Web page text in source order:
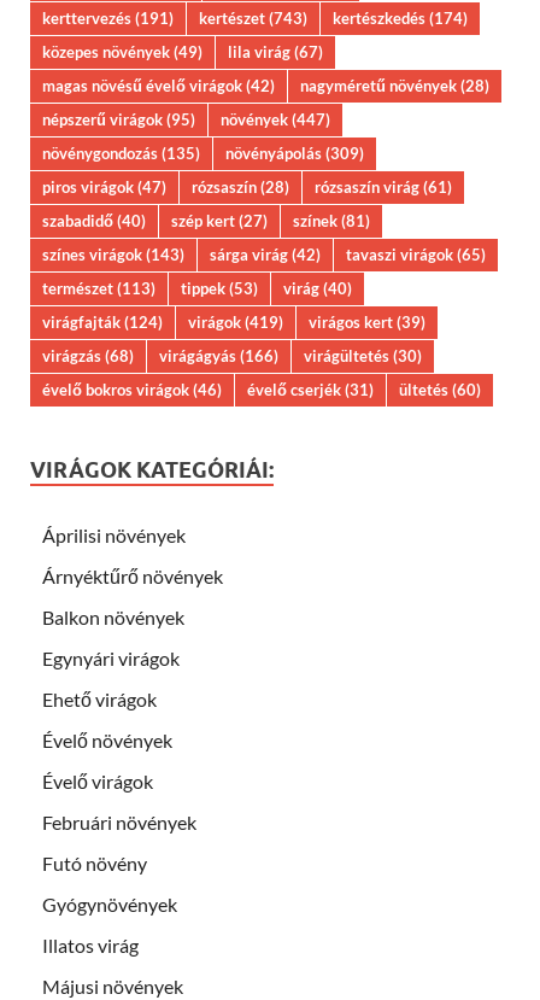
kerttervezés(191) kertészet(743) kertészkedés(174)
közepes növények(49) lila virág(67)
magas növésű évelő virágok(42) nagyméretű növények(28)
népszerű virágok(95) növények(447)
növénygondozás(135) növényápolás(309)
piros virágok(47) rózsaszín(28) rózsaszín virág(61)
szabadidő(40) szép kert(27) színek(81)
színes virágok(143) sárga virág(42) tavaszi virágok(65)
természet(113) tippek(53) virág(40)
virágfajták(124) virágok(419) virágos kert(39)
virágzás(68) virágágyás(166) virágültetés(30)
évelő bokros virágok(46) évelő cserjék(31) ültetés(60)
VIRÁGOK KATEGÓRIÁI:
Áprilisi növények
Árnyéktűrő növények
Balkon növények
Egynyári virágok
Ehető virágok
Évelő növények
Évelő virágok
Februári növények
Futó növény
Gyógynövények
Illatos virág
Májusi növények